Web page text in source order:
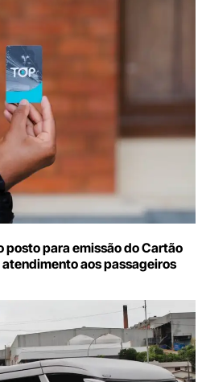
posto para emissão do Cartão
atendimento aos passageiros